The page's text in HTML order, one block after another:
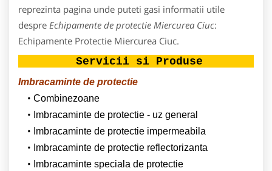
reprezinta pagina unde puteti gasi informatii utile
despre Echipamente de protectie Miercurea Ciuc:
Echipamente Protectie Miercurea Ciuc.
Servicii si Produse
Imbracaminte de protectie
Combinezoane
Imbracaminte de protectie - uz general
Imbracaminte de protectie impermeabila
Imbracaminte de protectie reflectorizanta
Imbracaminte speciala de protectie